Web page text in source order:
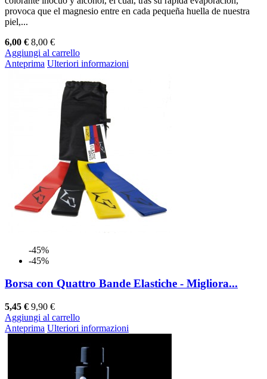
provoca que el magnesio entre en cada pequeña huella de nuestra
piel,...
6,00 € 8,00 €
Aggiungi al carrello
Anteprima Ulteriori informazioni
-45%
-45%
Borsa con Quattro Bande Elastiche - Migliora...
5,45 € 9,90 €
Aggiungi al carrello
Anteprima Ulteriori informazioni